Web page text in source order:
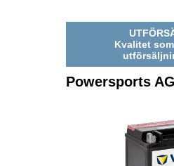
Kvalitet
Powersports